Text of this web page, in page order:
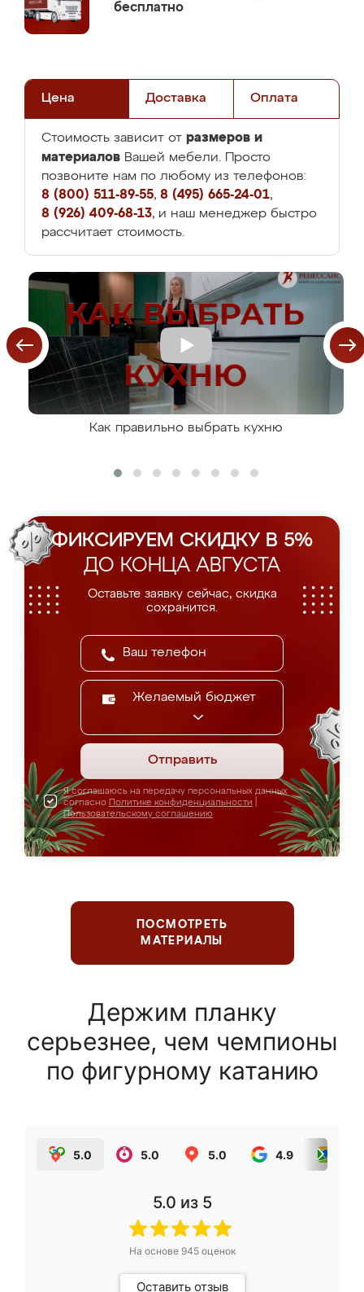
бесплатно
Цена Доставка Оплата
Стоимость зависит от размеров и
материалов Вашей мебели. Просто
позвоните нам по любому из телефонов:
8 (800) 511-89-55, 8 (495) 665-24-01,
8 (926) 409-68-13, и наш менеджер быстро
рассчитает стоимость.
Как правильно выбрать кухню
ФИКСИРУЕМ СКИДКУ В 5%
ДО КОНЦА АВГУСТА
Оставьте заявку сейчас, скидка
сохранится.
Желаемый бюджет
Отправить
Я соглашаюсь на передачу персональных данных
согласно Политике конфиденциальности
Пользовательскому соглашению
ПОСМОТРЕТЬ
МАТЕРИАЛЫ
Держим планку
серьезнее, чем чемпионы
по фигурному катанию
5.0 5.0 5.0 4.9
5.0 из 5
На основе 945оценок
Оставить отзыв